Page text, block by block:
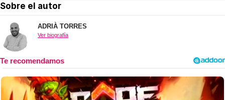
Sobre el autor
ADRIÀ TORRES
Ver biografía